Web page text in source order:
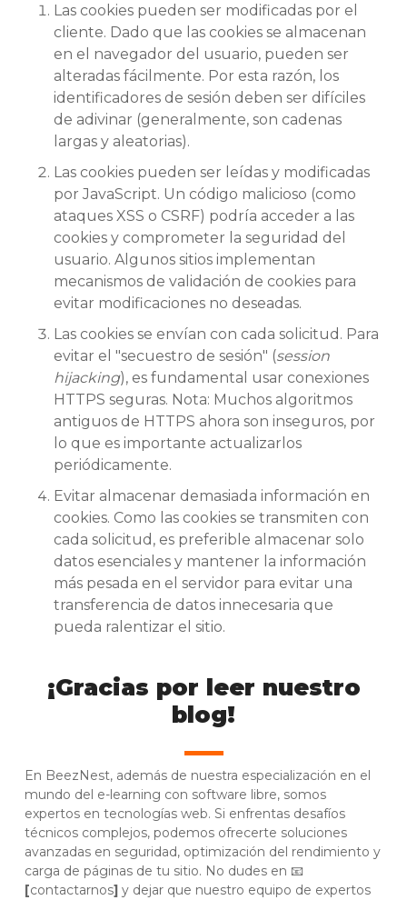
Las cookies pueden ser modificadas por el
cliente. Dado que las cookies se almacenan
en el navegador del usuario, pueden ser
alteradas fácilmente. Por esta razón, los
identificadores de sesión deben ser difíciles
de adivinar (generalmente, son cadenas
largas y aleatorias).
Las cookies pueden ser leídas y modificadas
por JavaScript. Un código malicioso (como
ataques XSS o CSRF) podría acceder a las
cookies y comprometer la seguridad del
usuario. Algunos sitios implementan
mecanismos de validación de cookies para
evitar modificaciones no deseadas.
Las cookies se envían con cada solicitud. Para
evitar el "secuestro de sesión" (session
hijacking), es fundamental usar conexiones
HTTPS seguras. Nota: Muchos algoritmos
antiguos de HTTPS ahora son inseguros, por
lo que es importante actualizarlos
periódicamente.
Evitar almacenar demasiada información en
cookies. Como las cookies se transmiten con
cada solicitud, es preferible almacenar solo
datos esenciales y mantener la información
más pesada en el servidor para evitar una
transferencia de datos innecesaria que
pueda ralentizar el sitio.
¡Gracias por leer nuestro
blog!
En BeezNest, además de nuestra especialización en el
mundo del e-learning con software libre, somos
expertos en tecnologías web. Si enfrentas desafíos
técnicos complejos, podemos ofrecerte soluciones
avanzadas en seguridad, optimización del rendimiento y
carga de páginas de tu sitio. No dudes en 📧
[contactarnos] y dejar que nuestro equipo de expertos